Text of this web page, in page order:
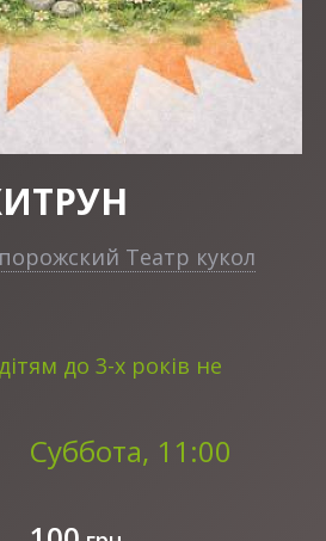
Театр кукол
до 3-х років не
Суббота, 11:00